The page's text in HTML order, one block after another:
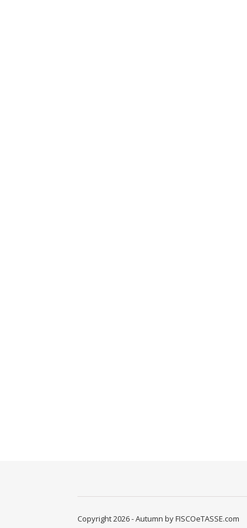
Copyright 2026 - Autumn by FISCOeTASSE.com